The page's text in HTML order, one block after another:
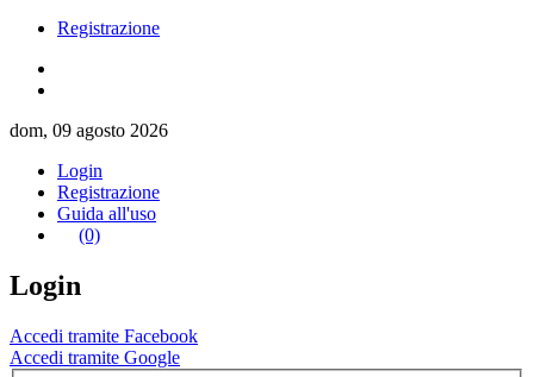
Registrazione
dom, 09 agosto 2026
Login
Registrazione
Guida all'uso
(0)
Login
Accedi tramite Facebook
Accedi tramite Google